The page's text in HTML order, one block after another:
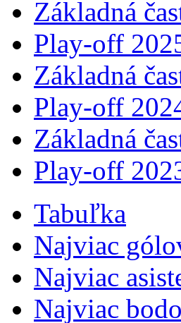
Základná
Play-off
Základná
Play-off
Základná
Play-off
Tabuľka
Najviac
Najviac
Najviac